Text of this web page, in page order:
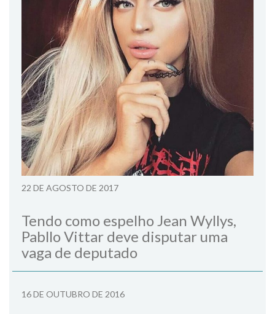
22 DE AGOSTO DE 2017
Tendo como espelho Jean Wyllys,
Pabllo Vittar deve disputar uma
vaga de deputado
16 DE OUTUBRO DE 2016